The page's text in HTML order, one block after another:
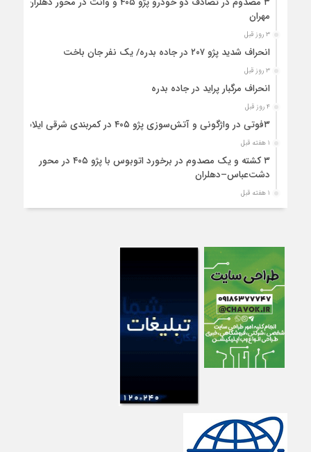
مهران
۳ روز قبل
انحراف شدید پژو ۲۰۷ در جاده بدره/ یک نفر جان باخت
۳ روز قبل
انحراف مرگبار پراید در جاده بدره
۴ روز قبل
۳فوتی در واژگونی و آتش‌سوزی پژو ۴۰۵ در کمربندی شرقی ایلام
۱ هفته قبل
۳ کشته و یک مصدوم در برخورد اتوبوس با پژو ۴۰۵ در محور
دشت‌عباس–دهلران
۱ هفته قبل
سخنگوی دولت وارد ایلام شد
استقرار ۷۱۴ دستگاه اتوبوس در پایانه برکت مهران برای بازگشت
زائران اربعین+تصاویر
۱ هفته قبل
واژگونی مرگبار پژوپارس در محور دهلران/ ۴ زائر اربعین جان باختند
۱ هفته قبل
۴کشته و یک مصدوم در حادثه مرگبار واژگونی خودرو پژو پارس در
دهلران
۱ هفته قبل
۳ فوتی و ۲ مصدوم در تصادف مرگبار در آبدانان
۱ هفته قبل